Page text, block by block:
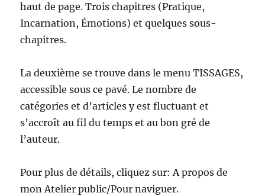
haut de page. Trois chapitres (Pratique,
Incarnation, Émotions) et quelques sous-
chapitres.
La deuxième se trouve dans le menu TISSAGES,
accessible sous ce pavé. Le nombre de
catégories et d’articles y est fluctuant et
s’accroît au fil du temps et au bon gré de
l’auteur.
Pour plus de détails, cliquez sur: A propos de
mon Atelier public/Pour naviguer.